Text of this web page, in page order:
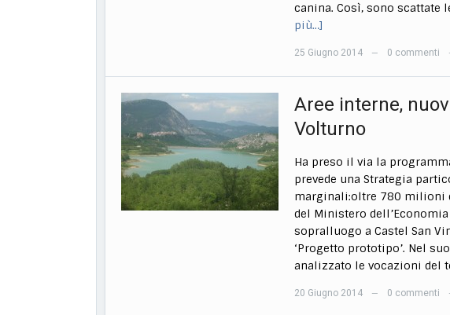
canina. Così, sono scattate
più…]
25 Giugno 2014 — 0 commenti
Aree interne,
Volturno
Ha preso il via la
prevede una Strategia
marginali:oltre 780 milioni
del Ministero
sopralluogo a Castel San
‘Progetto prototipo’. Nel
analizzato le vocazioni del
20 Giugno 2014 — 0 commenti